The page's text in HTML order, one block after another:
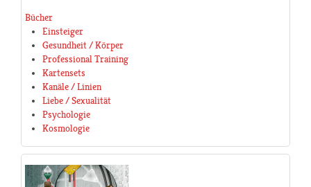
Bücher
Einsteiger
Gesundheit / Körper
Professional Training
Kartensets
Kanäle / Linien
Liebe / Sexualität
Psychologie
Kosmologie